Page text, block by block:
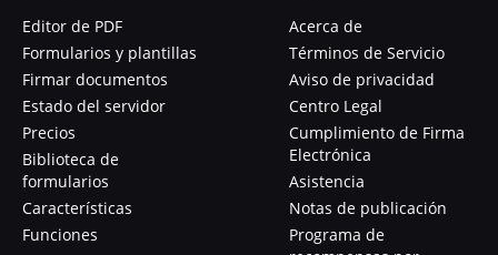
Editor de PDF
Formularios y plantillas
Firmar documentos
Estado del servidor
Precios
Biblioteca de
formularios
Características
Funciones
Acerca de
Términos de Servicio
Aviso de privacidad
Centro Legal
Cumplimiento de Firma
Electrónica
Asistencia
Notas de publicación
Programa de